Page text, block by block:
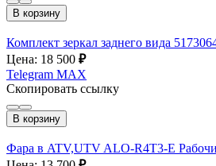
В корзину
Комплект зеркал заднего вида
Цена: 18 500 ₽
Telegram MAX
Скопировать ссылку
В корзину
Фара в ATV,UTV ALO-R4T3-E